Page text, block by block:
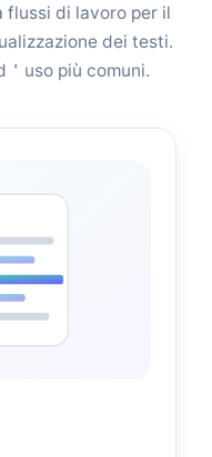
flussi di lavoro per il
dei testi.
uso più comuni.